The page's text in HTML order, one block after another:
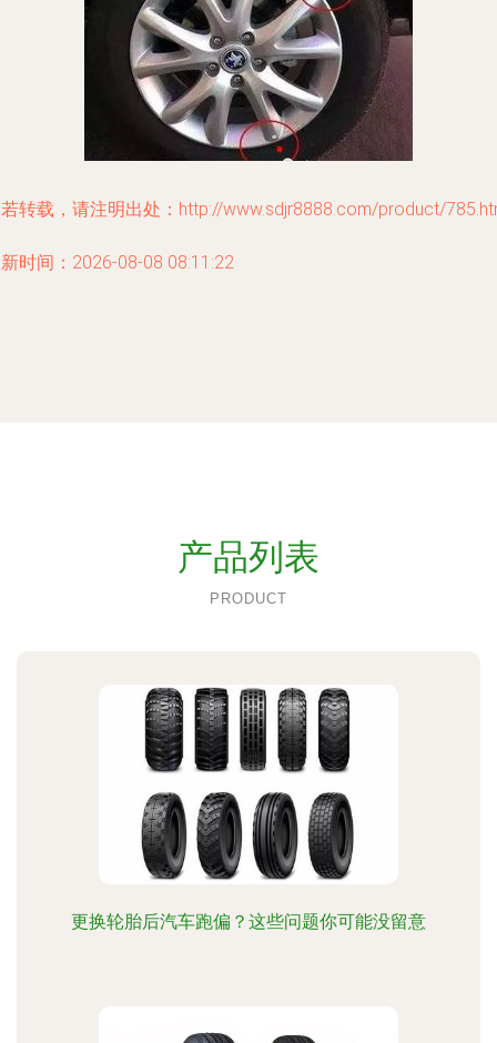
转载，请注明出处：http://www.sdjr8888.com/product/
时间：2026-08-08 08:11:22
产品列表
PRODUCT
更换轮胎后汽车跑偏？这些问题你可能没留意